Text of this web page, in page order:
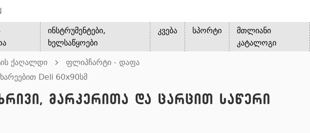
ინსტრუმენტები,
ხელსაწყოები
კვება სპორტი
მთლიანი
კატალოგი
ქაღალდი
ფლიპჩარტი - დაფა
Deli 60x90სმ
მარკერითა და ცარცით საწერი